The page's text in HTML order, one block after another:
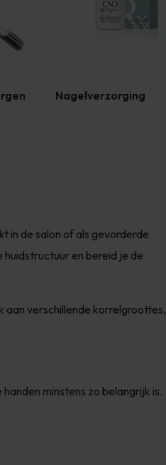
Nagelverzorging
in de salon of als gevorderde
en bereid je de
aan verschillende korrelgroottes,
minstens zo belangrijk is.